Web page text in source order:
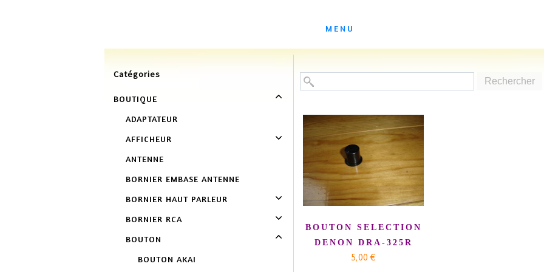
LES ATELIERS DE SOLEDAD
MENU
Catégories
BOUTIQUE
ADAPTATEUR
AFFICHEUR
ANTENNE
BORNIER EMBASE ANTENNE
BORNIER HAUT PARLEUR
BORNIER RCA
BOUTON
BOUTON AKAI
Rechercher
BOUTON SELECTION
DENON DRA-325R
5,00 €